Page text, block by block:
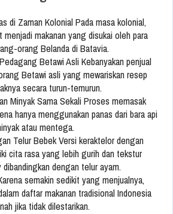
di Zaman Kolonial Pada masa kolonial,
makanan yang disukai oleh para
orang Belanda di Batavia.
Betawi Asli Kebanyakan penjual
Betawi asli yang mewariskan resep
secara turun-temurun.
Minyak Sama Sekali Proses memasak
hanya menggunakan panas dari bara api
atau mentega.
Telur Bebek Versi keraktelor dengan
cita rasa yang lebih gurih dan tekstur
dengan telur ayam.
semakin sedikit yang menjualnya,
daftar makanan tradisional Indonesia
jika tidak dilestarikan.